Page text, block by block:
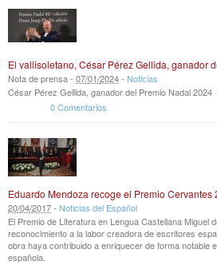
El vallisoletano, César Pérez Gellida, ganador
Nota de prensa - 07/01/2024- Noticias
César Pérez Gellida, ganador del Premio Nadal 2024
0 Comentarios
Eduardo Mendoza recoge el Premio Cervantes
20/04/2017- Noticias del Español
El Premio de Literatura en Lengua Castellana Miguel
reconocimiento a la labor creadora de escritores
obra haya contribuido a enriquecer de forma notable
española.